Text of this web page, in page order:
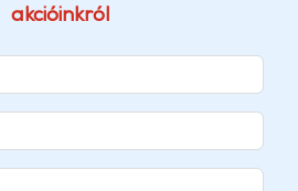
akcióinkról